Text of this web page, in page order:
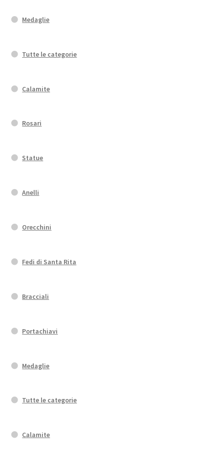
Medaglie
Tutte le categorie
Calamite
Rosari
Statue
Anelli
Orecchini
Fedi di Santa Rita
Bracciali
Portachiavi
Medaglie
Tutte le categorie
Calamite